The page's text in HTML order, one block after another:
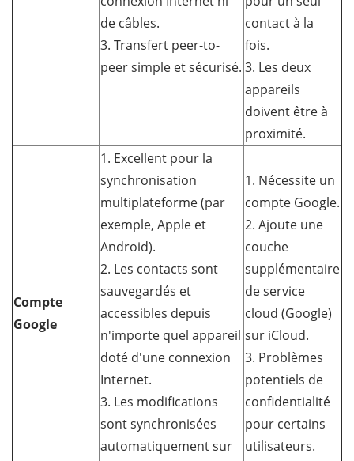
de câbles.
3. Transfert peer-to-
peer simple et sécurisé.
contact à la
fois.
3. Les deux
appareils
doivent être à
proximité.
Compte
Google
1. Excellent pour la
synchronisation
multiplateforme (par
exemple, Apple et
Android).
2. Les contacts sont
sauvegardés et
accessibles depuis
n'importe quel appareil
doté d'une connexion
Internet.
3. Les modifications
sont synchronisées
automatiquement sur
1. Nécessite un
compte Google.
2. Ajoute une
couche
supplémentaire
de service
cloud (Google)
sur iCloud.
3. Problèmes
potentiels de
confidentialité
pour certains
utilisateurs.